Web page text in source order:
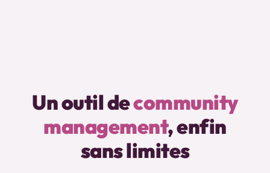
Un outil decommunity
management, enfin
sans limites